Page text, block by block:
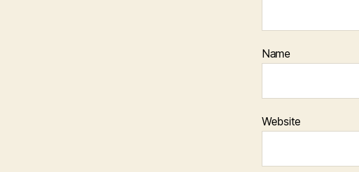
Name
Website